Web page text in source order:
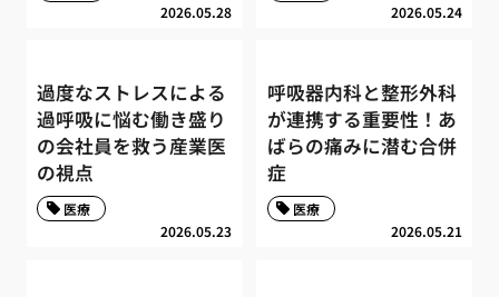
2026.05.28 2026.05.24
過度なストレスによる
過呼吸に悩む働き盛り
の会社員を救う産業医
の視点
2026.05.23
医療
呼吸器内科と整形外科
が連携する重要性！あ
ばらの痛みに潜む合併
症
2026.05.21
医療